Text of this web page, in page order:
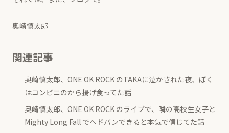
奥崎慎太郎
関連記事
奥崎慎太郎、ONE OK ROCK のTAKAに泣かされた夜、ぼく
はコンビニのから揚げ食ってた話
奥崎慎太郎、ONE OK ROCK のライブで、隣の高校生女子と
Mighty Long Fall でヘドバンできると本気で信じてた話